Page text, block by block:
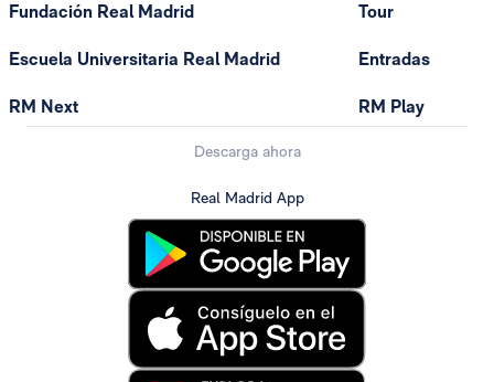
Fundación Real Madrid
Escuela Universitaria Real Madrid
RM Next
Tour
Entradas
RM Play
Descarga ahora
Real Madrid App